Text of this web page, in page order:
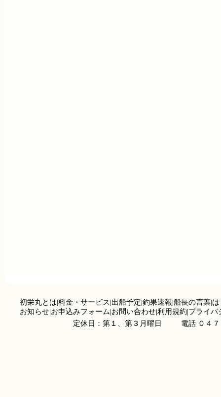
初栄丸とは|料金・サービス|出船予定|釣果速報|船長の言葉|
お知らせ|お申込みフォーム|お問い合わせ|利用規約|プライバ
定休日：第１、第３月曜日
電話 ０４